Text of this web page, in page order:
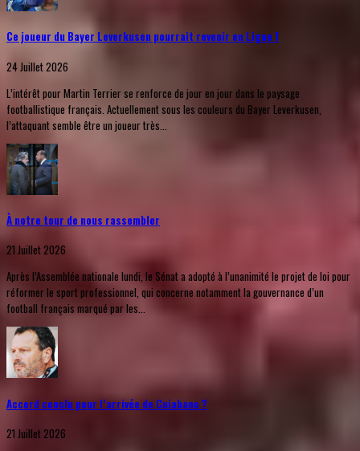
Ce joueur du Bayer Leverkusen pourrait revenir en Ligue 1
24 Juillet 2026
L’intérêt pour Martin Terrier se renforce de jour en jour dans le paysage
footballistique français. Actuellement sous les couleurs du Bayer Leverkusen,
l’attaquant semble être un joueur très...
À notre tour de nous rassembler
21 Juillet 2026
Après l’Assemblée nationale lundi, le Sénat a adopté à l’unanimité le projet de loi pour
réformer le sport professionnel, qui concerne notamment la gouvernance d’un
football français marqué par les...
Accord conclu pour l’arrivée de Cuiabano ?
21 Juillet 2026